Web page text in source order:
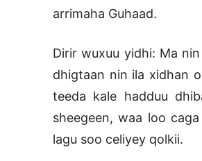
arrimaha Guhaad.
Dirir wuxuu yidhi: Ma
dhigtaan nin ila xidhan
teeda kale hadduu
sheegeen, waa loo
lagu soo celiyey qolkii.